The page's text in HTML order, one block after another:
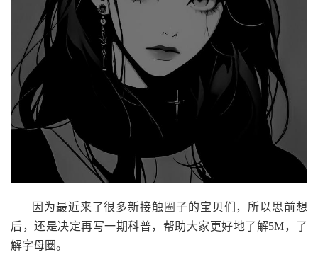
因为最近来了很多新接触 圈子的宝贝们，所以思前想
后，还是决定再写一期科普，帮助大家更好地了解5M，了
解字母圈。